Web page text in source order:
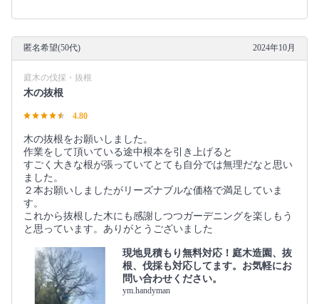
匿名希望(50代) 2024年10月
庭木の伐採・抜根
木の抜根
4.80
木の抜根をお願いしました。
作業をして頂いている途中根本を引き上げると
すごく大きな根が張っていてとても自分では無理だなと思い
ました。
２本お願いしましたがリーズナブルな価格で満足していま
す。
これから抜根した木にも感謝しつつガーデニングを楽しもう
と思っています。ありがとうございました
現地見積もり無料対応！庭木造園、抜
根、伐採も対応してます。お気軽にお
問い合わせください。
ym.handyman